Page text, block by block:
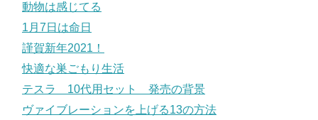
動物は感じてる
1月7日は命日
謹賀新年2021！
快適な巣ごもり生活
テスラ 10代用セット 発売の背景
ヴァイブレーションを上げる13の方法